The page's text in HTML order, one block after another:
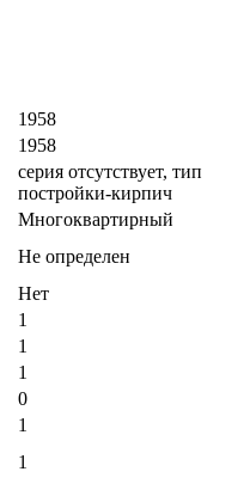
1958
1958
серия отсутствует, тип
постройки-кирпич
Многоквартирный
Не определен
Нет
1
1
1
0
1
1